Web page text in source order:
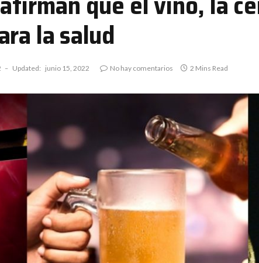
la salud
Updated: junio 15, 2022 No hay comentarios 2 Mins Read